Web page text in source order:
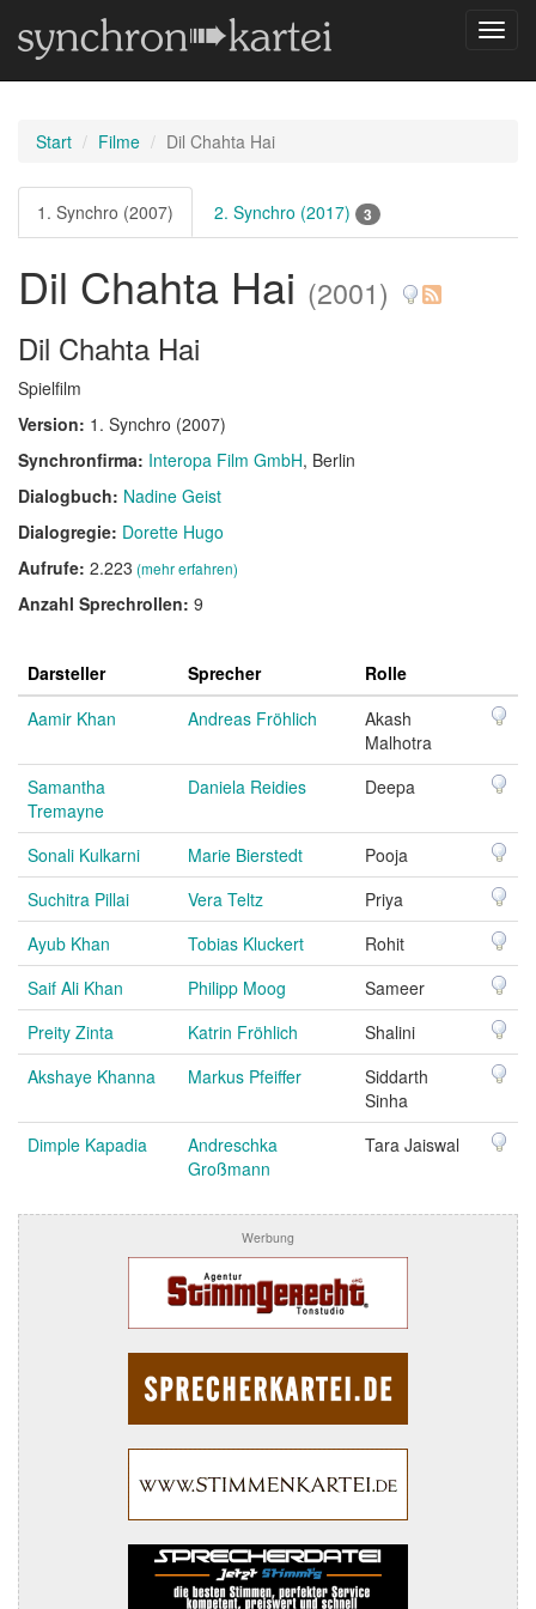
Start Filme Dil Chahta Hai
1. Synchro (2007) 2. Synchro (2017) 3
Dil Chahta Hai (2001)
Dil Chahta Hai
Spielfilm
Version: 1. Synchro (2007)
Synchronfirma: Interopa Film GmbH, Berlin
Dialogbuch: Nadine Geist
Dialogregie: Dorette Hugo
Aufrufe: 2.223 (mehr erfahren)
Anzahl Sprechrollen: 9
Darsteller Sprecher
Rolle
Aamir Khan
Andreas Fröhlich
Akash
Malhotra
Samantha
Tremayne
Daniela Reidies Deepa
Sonali Kulkarni Marie Bierstedt
Pooja
Suchitra Pillai
Vera Teltz
Priya
Ayub Khan
Tobias Kluckert
Rohit
Saif Ali Khan
Philipp Moog
Sameer
Preity Zinta
Katrin Fröhlich
Shalini
Akshaye Khanna
Markus Pfeiffer
Siddarth
Sinha
Dimple Kapadia
Andreschka
Großmann
Tara Jaiswal
Werbung